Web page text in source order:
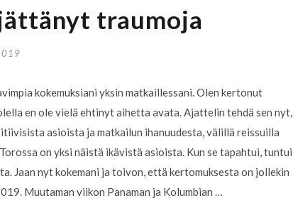
traumoja
kokemuksiani yksin matkaillessani. Olen kertonut
en ole vielä ehtinyt aihetta avata. Ajattelin tehdä sen nyt,
asioista ja matkailun ihanuudesta, välillä reissuilla
on yksi näistä ikävistä asioista. Kun se tapahtui, tuntui
Jaan nyt kokemani ja toivon, että kertomuksesta on jollekin
Muutaman viikon Panaman ja Kolumbian …